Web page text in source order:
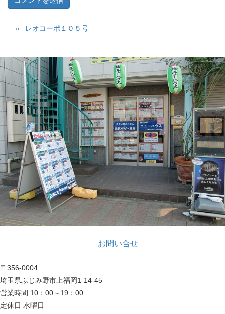
レオコーポ１０５号
お問い合せ
〒356-0004
埼玉県ふじみ野市上福岡1-14-45
営業時間 10：00～19：00
定休日 水曜日